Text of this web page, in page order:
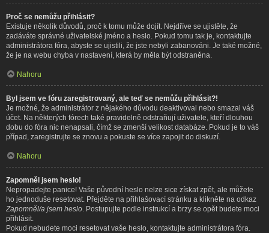
Proč se nemůžu přihlásit?
Existuje několik důvodů, proč k tomu může dojít. Nejdříve se ujistěte, že
zadáváte správné uživatelské jméno a heslo. Pokud tomu tak je, kontaktujte
administrátora fóra, abyste se ujistili, že jste nebyli zabanováni. Je také možné,
že je na webu chyba v nastavení, která by měla být odstraněna.
Nahoru
Byl jsem ve fóru zaregistrovaný, ale teď se nemůžu přihlásit?!
Je možné, že administrátor z nějakého důvodu deaktivoval nebo smazal váš
účet. Na některých fórech také pravidelně odstraňují uživatele, kteří dlouhou
dobu do fóra nic nenapsali, čímž se zmenší velikost databáze. Pokud je to váš
případ, zaregistrujte se znovu a pokuste se více zapojit do diskuzí.
Nahoru
Zapomněl jsem heslo!
Nepropadejte panice! Vaše původní heslo nelze sice získat zpět, ale můžete
ho jednoduše resetovat. Přejděte na přihlašovací stránku a klikněte na odkaz
Zapomněl/a jsem heslo . Postupujte podle instrukcí a brzy se opět budete moci
přihlásit.
Pokud nebudete moci resetovat vaše heslo, kontaktujte administrátora fóra.